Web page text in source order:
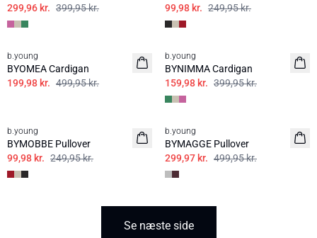
299,96 kr. 399,95 kr.
99,98 kr. 249,95 kr.
60%
b.young
BYOMEA Cardigan
199,98 kr. 499,95 kr.
60%
b.young
BYNIMMA Cardigan
159,98 kr. 399,95 kr.
b.young
BYMOBBE Pullover
99,98 kr. 249,95 kr.
40%
b.young
BYMAGGE Pullover
299,97 kr. 499,95 kr.
Se næste side